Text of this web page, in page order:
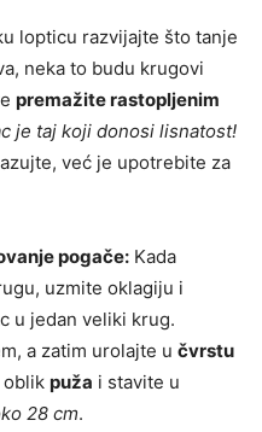
lopticu razvijajte što tanje
neka to budu krugovi
premažite rastopljenim
je taj koji donosi lisnatost!
već je upotrebite za
pogače: Kada
uzmite oklagiju i
u jedan veliki krug.
a zatim urolajte u čvrstu
oblik puža i stavite u
28 cm.